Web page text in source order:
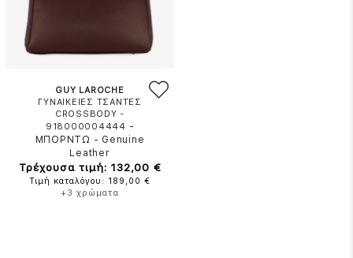
GUY LAROCHE
ΓΥΝΑΙΚΕΙΕΣ ΤΣΑΝΤΕΣ
CROSSBODY -
918000004444 -
ΜΠΟΡΝΤΩ - Genuine
Leather
Τρέχουσα τιμή: 132,00 €
Τιμή καταλόγου: 189,00 €
+3 χρώματα